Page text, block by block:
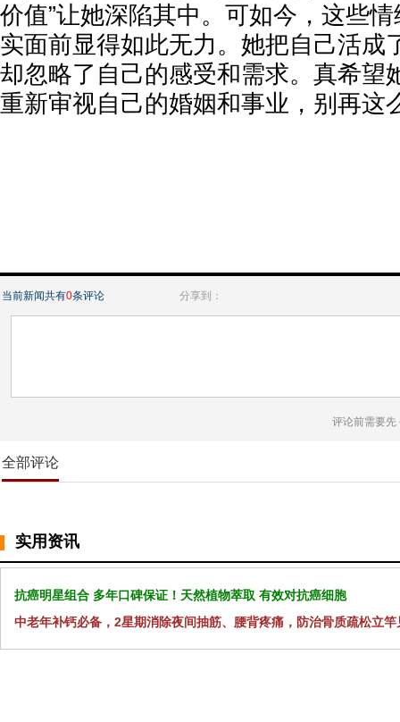
价值”让她深陷其中。可如今，这些
实面前显得如此无力。她把自己活成
却忽略了自己的感受和需求。真希望
重新审视自己的婚姻和事业，别再这
当前新闻共有0条评论 分享到：
评论前需要先
全部评论
实用资讯
抗癌明星组合 多年口碑保证！天然植物萃取 有效对抗癌细胞
中老年补钙必备，2星期消除夜间抽筋、腰背疼痛，防治骨质疏松立竿